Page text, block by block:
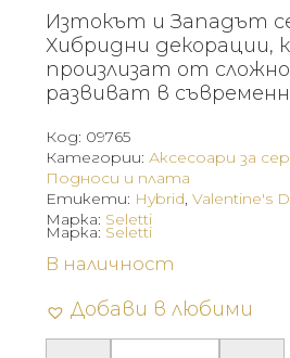
Изтокът и Западът
Хибридни декорации,
произлизат от
развиват в
Код: 09765
Категории: Аксесоари за
Подноси и плата
Етикети: Hybrid, Valentine's
Марка: Seletti
В наличност
Добави в любими
Марка: Seletti